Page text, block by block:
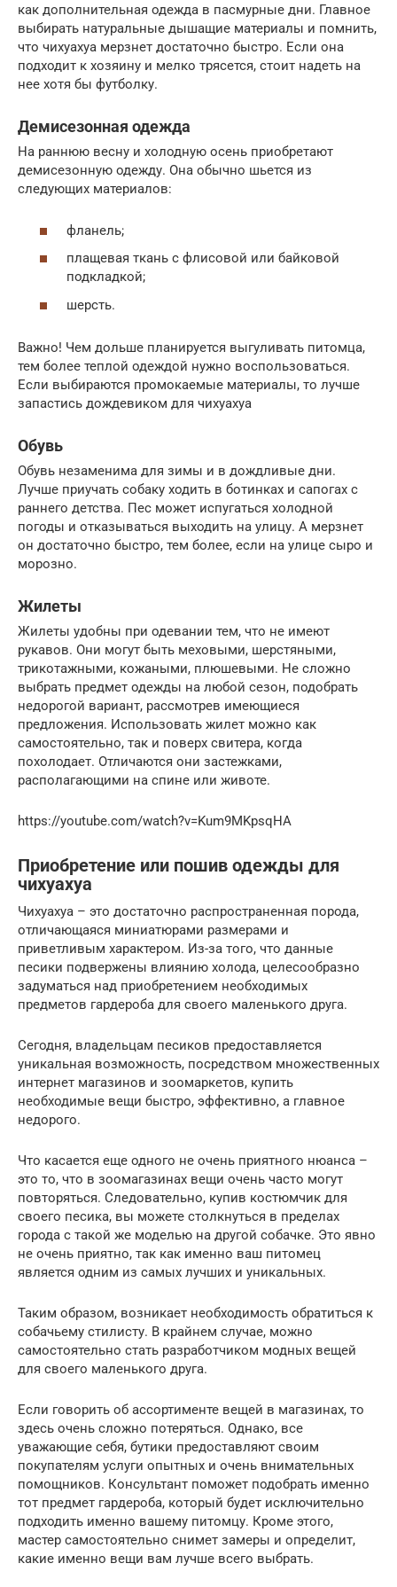
как дополнительная одежда в пасмурные дни. Главное
выбирать натуральные дышащие материалы и помнить,
что чихуахуа мерзнет достаточно быстро. Если она
подходит к хозяину и мелко трясется, стоит надеть на
нее хотя бы футболку.
Демисезонная одежда
На раннюю весну и холодную осень приобретают
демисезонную одежду. Она обычно шьется из
следующих материалов:
фланель;
плащевая ткань с флисовой или байковой
подкладкой;
шерсть.
Важно! Чем дольше планируется выгуливать питомца,
тем более теплой одеждой нужно воспользоваться.
Если выбираются промокаемые материалы, то лучше
запастись дождевиком для чихуахуа
Обувь
Обувь незаменима для зимы и в дождливые дни.
Лучше приучать собаку ходить в ботинках и сапогах с
раннего детства. Пес может испугаться холодной
погоды и отказываться выходить на улицу. А мерзнет
он достаточно быстро, тем более, если на улице сыро и
морозно.
Жилеты
Жилеты удобны при одевании тем, что не имеют
рукавов. Они могут быть меховыми, шерстяными,
трикотажными, кожаными, плюшевыми. Не сложно
выбрать предмет одежды на любой сезон, подобрать
недорогой вариант, рассмотрев имеющиеся
предложения. Использовать жилет можно как
самостоятельно, так и поверх свитера, когда
похолодает. Отличаются они застежками,
располагающими на спине или животе.
https://youtube.com/watch?v=Kum9MKpsqHA
Приобретение или пошив одежды для
чихуахуа
Чихуахуа – это достаточно распространенная порода,
отличающаяся миниатюрами размерами и
приветливым характером. Из-за того, что данные
песики подвержены влиянию холода, целесообразно
задуматься над приобретением необходимых
предметов гардероба для своего маленького друга.
Сегодня, владельцам песиков предоставляется
уникальная возможность, посредством множественных
интернет магазинов и зоомаркетов, купить
необходимые вещи быстро, эффективно, а главное
недорого.
Что касается еще одного не очень приятного нюанса –
это то, что в зоомагазинах вещи очень часто могут
повторяться. Следовательно, купив костюмчик для
своего песика, вы можете столкнуться в пределах
города с такой же моделью на другой собачке. Это явно
не очень приятно, так как именно ваш питомец
является одним из самых лучших и уникальных.
Таким образом, возникает необходимость обратиться к
собачьему стилисту. В крайнем случае, можно
самостоятельно стать разработчиком модных вещей
для своего маленького друга.
Если говорить об ассортименте вещей в магазинах, то
здесь очень сложно потеряться. Однако, все
уважающие себя, бутики предоставляют своим
покупателям услуги опытных и очень внимательных
помощников. Консультант поможет подобрать именно
тот предмет гардероба, который будет исключительно
подходить именно вашему питомцу. Кроме этого,
мастер самостоятельно снимет замеры и определит,
какие именно вещи вам лучше всего выбрать.